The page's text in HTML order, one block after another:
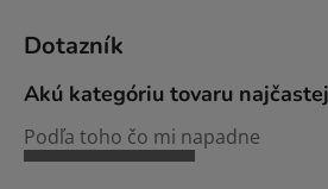
Dotazník
Akú kategóriu tovaru
Podľa toho čo mi napadne